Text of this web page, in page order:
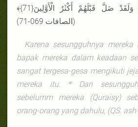
آثَارِهِمْ يُهْرَعُونَ{70} وَلَقَدْ ضَلَّ قَبْلَهُمْ أَكْثَرُ الْأَوَّلِينَ{71}﴾
(الصافات 069-71)
Karena sesungguhnya
bapak mereka dalam keadaan
sangat tergesa-gesa mengikuti
mereka itu. *
Dan
sebelumm mereka (Quraisy)
orang-orang yang dahulu, (QS.